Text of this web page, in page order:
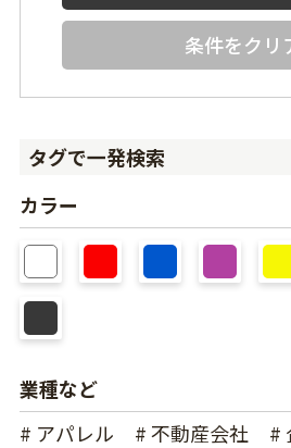
条件をクリ
タグで一発検索
カラー
業種など
# アパレル
# 不動産会社 #